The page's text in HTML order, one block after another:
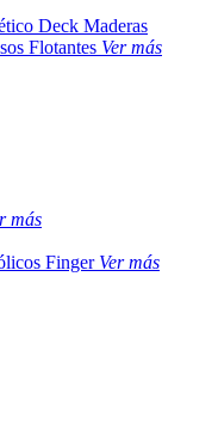
Deck Maderas
Flotantes Ver más
más
Finger Ver más